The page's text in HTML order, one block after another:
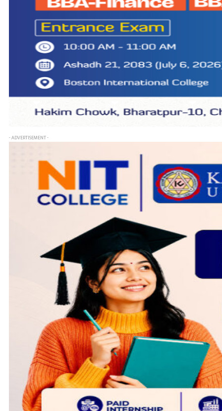
- ADVERTISEMENT -